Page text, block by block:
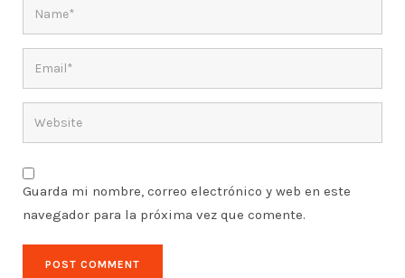
Guarda mi nombre, correo electrónico y web en este
navegador para la próxima vez que comente.